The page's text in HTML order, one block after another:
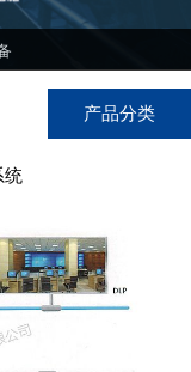
产品分类
统